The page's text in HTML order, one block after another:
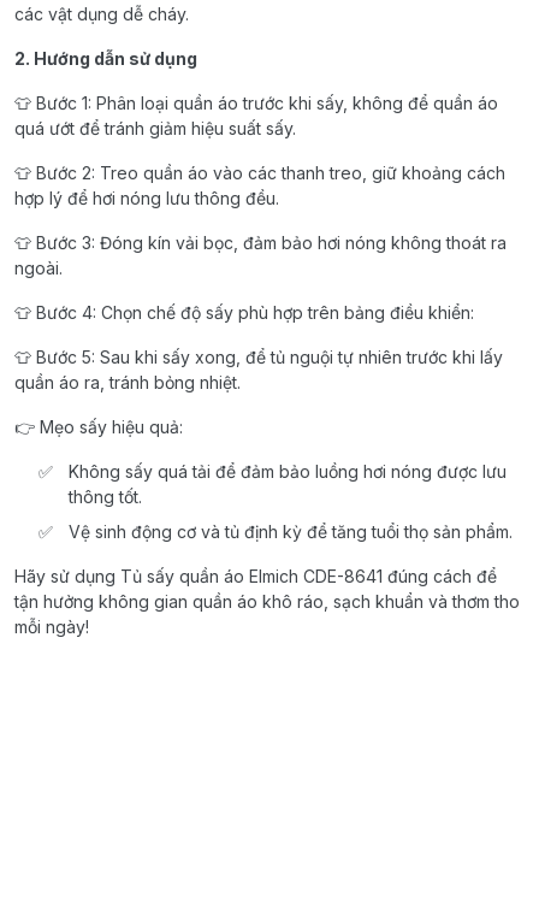
các vật dụng dễ cháy.
2. Hướng dẫn sử dụng
👕 Bước 1: Phân loại quần áo trước khi sấy, không để quần áo
quá ướt để tránh giảm hiệu suất sấy.
👕 Bước 2: Treo quần áo vào các thanh treo, giữ khoảng cách
hợp lý để hơi nóng lưu thông đều.
👕 Bước 3: Đóng kín vải bọc, đảm bảo hơi nóng không thoát ra
ngoài.
👕 Bước 4: Chọn chế độ sấy phù hợp trên bảng điều khiển:
👕 Bước 5: Sau khi sấy xong, để tủ nguội tự nhiên trước khi lấy
quần áo ra, tránh bỏng nhiệt.
👉 Mẹo sấy hiệu quả:
Không sấy quá tải để đảm bảo luồng hơi nóng được lưu
thông tốt.
Vệ sinh động cơ và tủ định kỳ để tăng tuổi thọ sản phẩm.
Hãy sử dụng Tủ sấy quần áo Elmich CDE-8641 đúng cách để
tận hưởng không gian quần áo khô ráo, sạch khuẩn và thơm tho
mỗi ngày!